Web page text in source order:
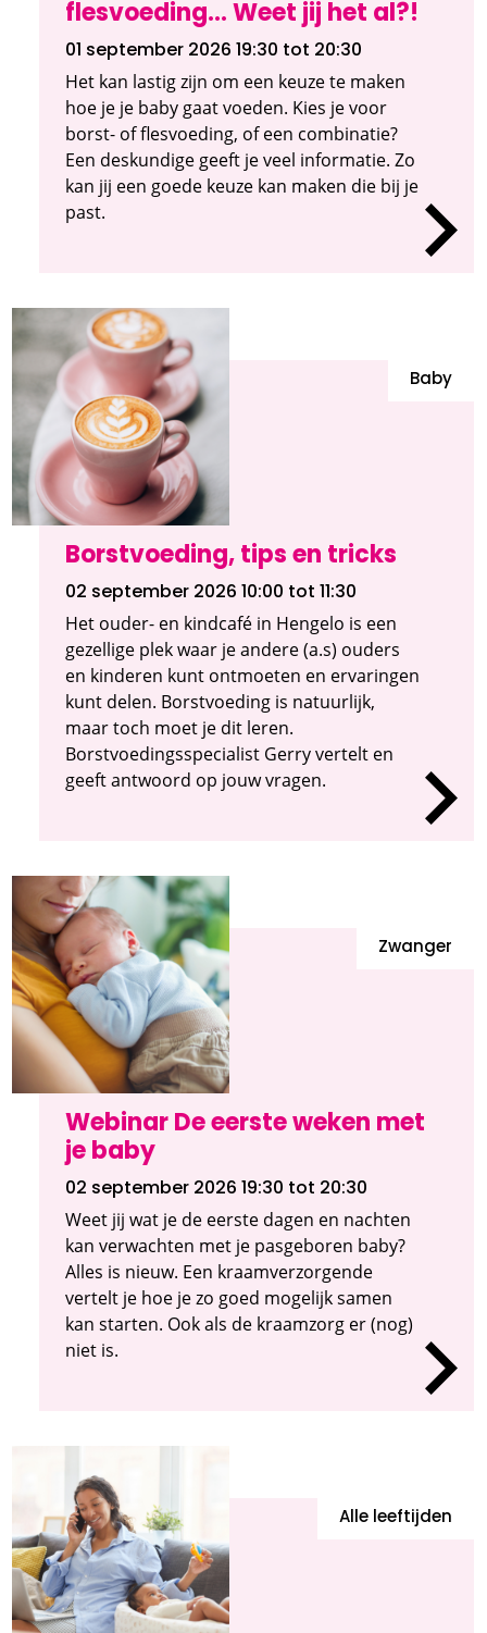
flesvoeding... Weet jij het al?!
01 september 2026 19:30 tot 20:30
Het kan lastig zijn om een keuze te maken
hoe je je baby gaat voeden. Kies je voor
borst- of flesvoeding, of een combinatie?
Een deskundige geeft je veel informatie. Zo
kan jij een goede keuze kan maken die bij je
past.
Borstvoeding, tips en tricks
Baby
02 september 2026 10:00 tot 11:30
Het ouder- en kindcafé in Hengelo is een
gezellige plek waar je andere (a.s) ouders
en kinderen kunt ontmoeten en ervaringen
kunt delen. Borstvoeding is natuurlijk,
maar toch moet je dit leren.
Borstvoedingsspecialist Gerry vertelt en
geeft antwoord op jouw vragen.
Webinar De eerste weken met
je baby
Zwanger
02 september 2026 19:30 tot 20:30
Weet jij wat je de eerste dagen en nachten
kan verwachten met je pasgeboren baby?
Alles is nieuw. Een kraamverzorgende
vertelt je hoe je zo goed mogelijk samen
kan starten. Ook als de kraamzorg er (nog)
niet is.
Alle leeftijden